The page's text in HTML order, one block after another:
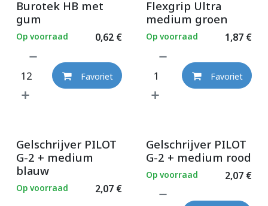
Burotek HB met
gum
0,62€
Op voorraad
Favoriet
Flexgrip Ultra
medium groen
1,87€
Op voorraad
Favoriet
Gelschrijver PILOT
G-2 + medium
blauw
2,07€
Op voorraad
Gelschrijver PILOT
G-2 + medium rood
2,07€
Op voorraad